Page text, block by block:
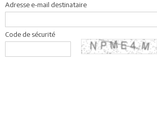
Adresse e-mail destinataire
Code de sécurité